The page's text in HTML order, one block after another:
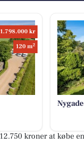
1.798.000 kr
120 m2
kroner at købe